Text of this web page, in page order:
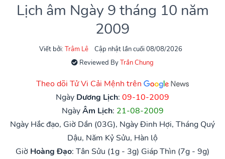
Lịch âm Ngày 9 tháng 10 năm
2009
Viết bởi: Trâm Lê
Cập nhật lần cuối 08/08/2026
Reviewed ByTrần Chung
Theo dõi Tử Vi Cải Mệnh trên
Ngày Dương Lịch: 09-10-2009
NgàyÂm Lịch: 21-08-2009
Ngày Hắc đạo, Giờ Dần (03G), Ngày Đinh Hợi, Tháng Quý
Dậu, Năm Kỷ Sửu, Hàn lộ
Giờ Hoàng Đạo: Tân Sửu (1g - 3g) Giáp Thìn (7g - 9g)